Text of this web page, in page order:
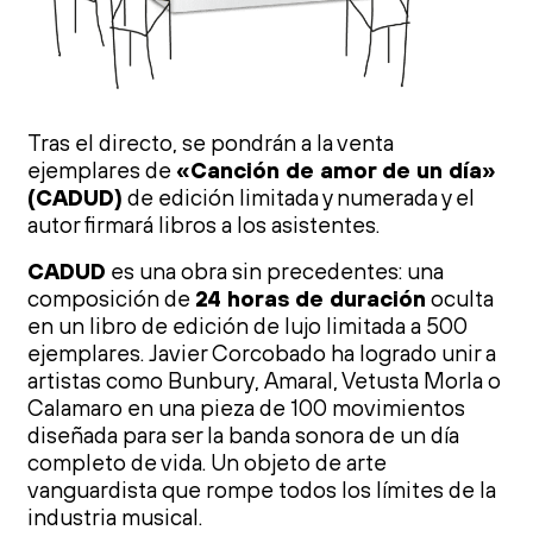
Tras el directo, se pondrán a la venta
ejemplares de «Canción de amor de un día»
(CADUD) de edición limitada y numerada y el
autor firmará libros a los asistentes.
CADUD es una obra sin precedentes: una
composición de 24 horas de duración oculta
en un libro de edición de lujo limitada a 500
ejemplares. Javier Corcobado ha logrado unir a
artistas como Bunbury, Amaral, Vetusta Morla o
Calamaro en una pieza de 100 movimientos
diseñada para ser la banda sonora de un día
completo de vida. Un objeto de arte
vanguardista que rompe todos los límites de la
industria musical.